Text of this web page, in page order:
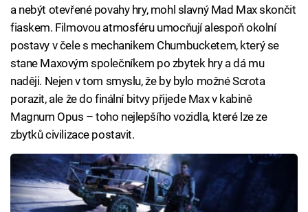
a nebýt otevřené povahy hry, mohl slavný Mad Max skončit
fiaskem. Filmovou atmosféru umocňují alespoň okolní
postavy v čele s mechanikem Chumbucketem, který se
stane Maxovým společníkem po zbytek hry a dá mu
naději. Nejen v tom smyslu, že by bylo možné Scrota
porazit, ale že do finální bitvy přijede Max v kabině
Magnum Opus – toho nejlepšího vozidla, které lze ze
zbytků civilizace postavit.